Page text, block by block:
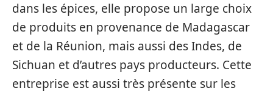
dans les épices, elle propose un large choix
de produits en provenance de Madagascar
et de la Réunion, mais aussi des Indes, de
Sichuan et d’autres pays producteurs. Cette
entreprise est aussi très présente sur les